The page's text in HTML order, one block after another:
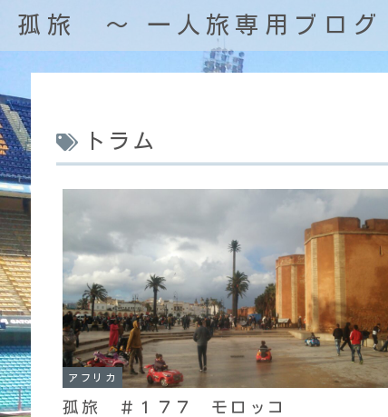
孤旅 〜 一人旅専用ブログ
トラム
アフリカ
孤旅 ＃１７７ モロッコ